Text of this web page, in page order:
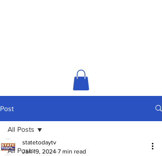
Post
All Posts
All Posts
statetodaytv
Jan 19, 2024 7 min read